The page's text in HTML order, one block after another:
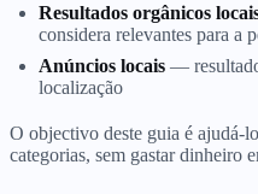
Resultados orgânicos
considera relevantes para a
Anúncios locais —
localização
O objectivo deste guia é ajudá-
categorias, sem gastar dinheiro